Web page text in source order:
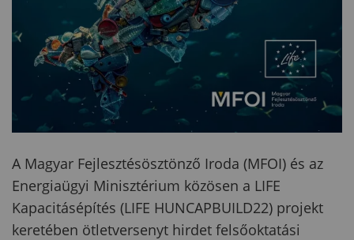
A Magyar Fejlesztésösztönző Iroda (MFOI) és az
Energiaügyi Minisztérium közösen a LIFE
Kapacitásépítés (LIFE HUNCAPBUILD22) projekt
keretében ötletversenyt hirdet felsőoktatási